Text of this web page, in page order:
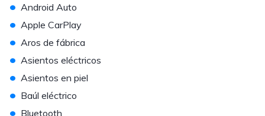
• Android Auto
• Apple CarPlay
• Aros de fábrica
• Asientos eléctricos
• Asientos en piel
• Baúl eléctrico
• Bluetooth